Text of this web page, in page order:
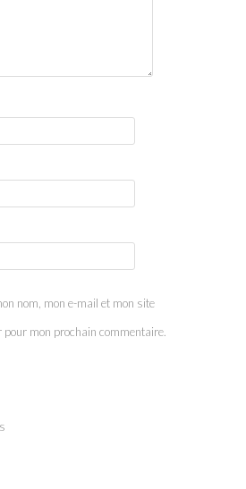
nom, mon e-mail et mon site
mon prochain commentaire.